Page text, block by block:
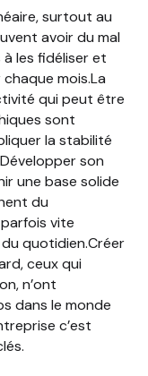
surtout au
avoir du mal
les fidéliser et
mois.La
qui peut être
sont
la stabilité
son
une base solide
du
vite
quotidien.Créer
ceux qui
n’ont
dans le monde
c’est